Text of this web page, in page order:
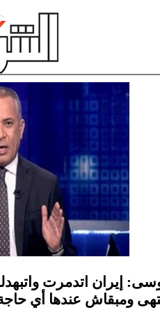
إيران اتدمرت
ومبقاش عندها أي